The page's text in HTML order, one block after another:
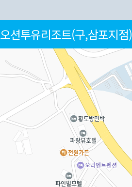
오션투유리조트(구,삼포지점)